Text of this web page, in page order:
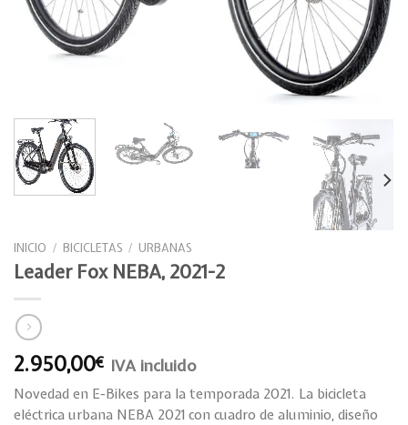
INICIO / BICICLETAS / URBANAS
Leader Fox NEBA, 2021-2
2.950,00€ IVA incluido
Novedad en E-Bikes para la temporada 2021. La bicicleta
eléctrica urbana NEBA 2021 con cuadro de aluminio, diseño